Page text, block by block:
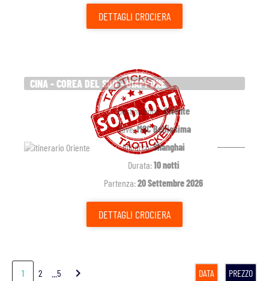
DETTAGLI CROCIERA
CINA - COREA DEL SUD - GIAPPONE
Destinazione:Oriente
Nave:MSC Bellissima
Imbarco:Shanghai
Durata:10 notti
Partenza:20 Settembre 2026
DETTAGLI CROCIERA
1 2 ...5 chevron_right DATA PREZZO